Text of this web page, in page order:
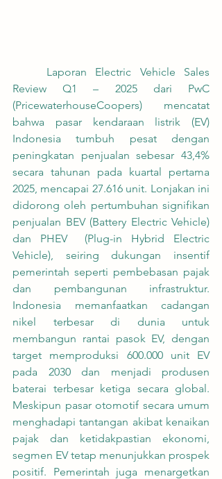
Review Q1 – 2025 dari PwC
(PricewaterhouseCoopers) mencatat
bahwa pasar kendaraan listrik (EV)
Indonesia tumbuh pesat dengan
peningkatan penjualan sebesar 43,4%
secara tahunan pada kuartal pertama
2025, mencapai 27.616 unit. Lonjakan ini
didorong oleh pertumbuhan signifikan
penjualan BEV (Battery Electric Vehicle)
dan PHEV  (Plug-in Hybrid Electric
Vehicle), seiring dukungan insentif
pemerintah seperti pembebasan pajak
dan pembangunan infrastruktur.
Indonesia memanfaatkan cadangan
nikel terbesar di dunia untuk
membangun rantai pasok EV, dengan
target memproduksi 600.000 unit EV
pada 2030 dan menjadi produsen
baterai terbesar ketiga secara global.
Meskipun pasar otomotif secara umum
menghadapi tantangan akibat kenaikan
pajak dan ketidakpastian ekonomi,
segmen EV tetap menunjukkan prospek
positif. Pemerintah juga menargetkan